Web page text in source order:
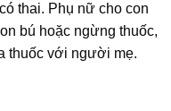
thai. Phụ nữ cho con
bú hoặc ngừng thuốc,
thuốc với người mẹ.